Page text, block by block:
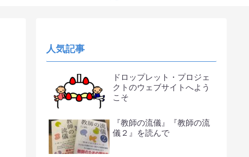
人気記事
ドロップレット・プロジェ
クトのウェブサイトへよう
こそ
『教師の流儀』『教師の流
儀２』を読んで